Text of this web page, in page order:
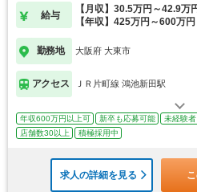
給与
【月収】30.5万円～42.9万
【年収】425万円～600万円
勤務地 大阪府 大東市
アクセス ＪＲ片町線 鴻池新田駅
年収600万円以上可 新卒も応募可能 未経験
店舗数30以上
積極採用中
求人の詳細を見る